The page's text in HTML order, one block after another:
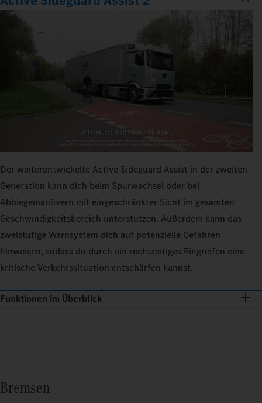
Der weiterentwickelte Active Sideguard Assist in der zweiten
Generation kann dich beim Spurwechsel oder bei
Abbiegemanövern mit eingeschränkter Sicht im gesamten
Geschwindigkeitsbereich unterstützen. Außerdem kann das
zweistufige Warnsystem dich auf potenzielle Gefahren
hinweisen, sodass du durch ein rechtzeitiges Eingreifen eine
kritische Verkehrssituation entschärfen kannst.
Funktionen im Überblick
Bremsen